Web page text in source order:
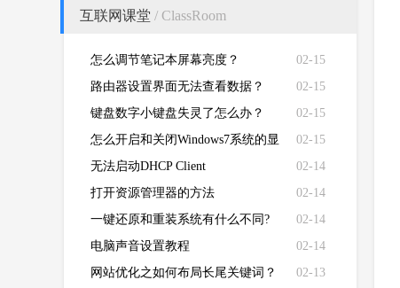
互联网课堂 / ClassRoom
02-15
怎么调节笔记本屏幕亮度？
02-15
路由器设置界面无法查看数据？
02-15
键盘数字小键盘失灵了怎么办？
02-15
怎么开启和关闭Windows7系统的显
卡硬件加速功能
02-14
无法启动DHCP Client
02-14
打开资源管理器的方法
02-14
一键还原和重装系统有什么不同?
02-14
电脑声音设置教程
02-13
网站优化之如何布局长尾关键词？